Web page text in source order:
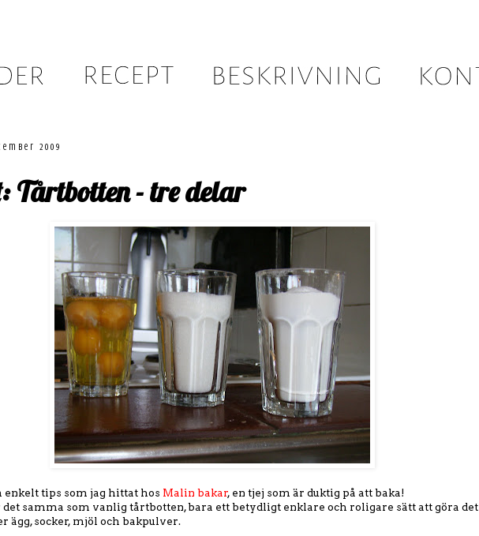
2009
Tårtbotten - tre delar
enkelt tips som jag hittat hos Malin bakar, en tjej som är duktig på att baka!
samma som vanlig tårtbotten, bara ett betydligt enklare och roligare sätt att göra det
ägg, socker, mjöl och bakpulver.